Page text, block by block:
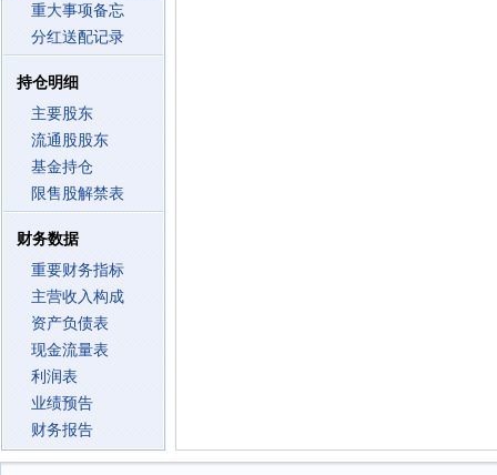
重大事项备忘
分红送配记录
持仓明细
主要股东
流通股股东
基金持仓
限售股解禁表
财务数据
重要财务指标
主营收入构成
资产负债表
现金流量表
利润表
业绩预告
财务报告